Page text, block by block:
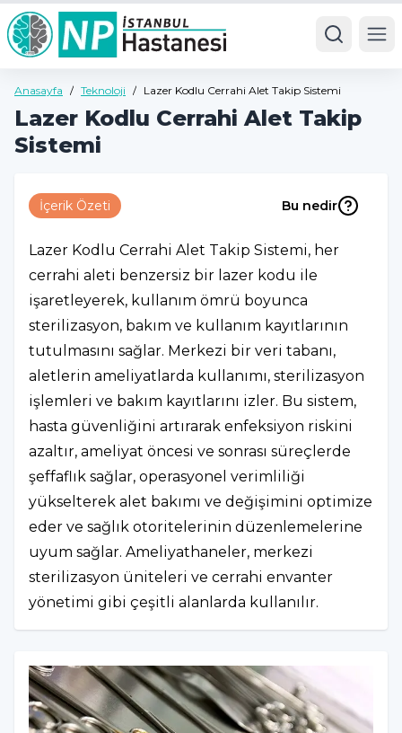
Anasayfa / Teknoloji / Lazer Kodlu Cerrahi Alet Takip Sistemi
Lazer Kodlu Cerrahi Alet Takip
Sistemi
İçerik Özeti Bu nedir
Lazer Kodlu Cerrahi Alet Takip Sistemi, her
cerrahi aleti benzersiz bir lazer kodu ile
işaretleyerek, kullanım ömrü boyunca
sterilizasyon, bakım ve kullanım kayıtlarının
tutulmasını sağlar. Merkezi bir veri tabanı,
aletlerin ameliyatlarda kullanımı, sterilizasyon
işlemleri ve bakım kayıtlarını izler. Bu sistem,
hasta güvenliğini artırarak enfeksiyon riskini
azaltır, ameliyat öncesi ve sonrası süreçlerde
şeffaflık sağlar, operasyonel verimliliği
yükselterek alet bakımı ve değişimini optimize
eder ve sağlık otoritelerinin düzenlemelerine
uyum sağlar. Ameliyathaneler, merkezi
sterilizasyon üniteleri ve cerrahi envanter
yönetimi gibi çeşitli alanlarda kullanılır.